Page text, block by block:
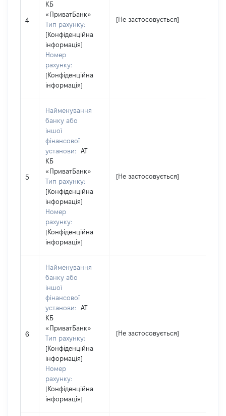
4
КБ
«ПриватБанк»
Тип рахунку:
[Конфіденційна
інформація]
Номер
рахунку:
[Конфіденційна
інформація]
[Не застосовується]
5
Найменування
банку або
іншої
фінансової
установи:
АТ
КБ
«ПриватБанк»
Тип рахунку:
[Конфіденційна
інформація]
Номер
рахунку:
[Конфіденційна
інформація]
[Не застосовується]
6
Найменування
банку або
іншої
фінансової
установи:
АТ
КБ
«ПриватБанк»
Тип рахунку:
[Конфіденційна
інформація]
Номер
рахунку:
[Конфіденційна
інформація]
[Не застосовується]